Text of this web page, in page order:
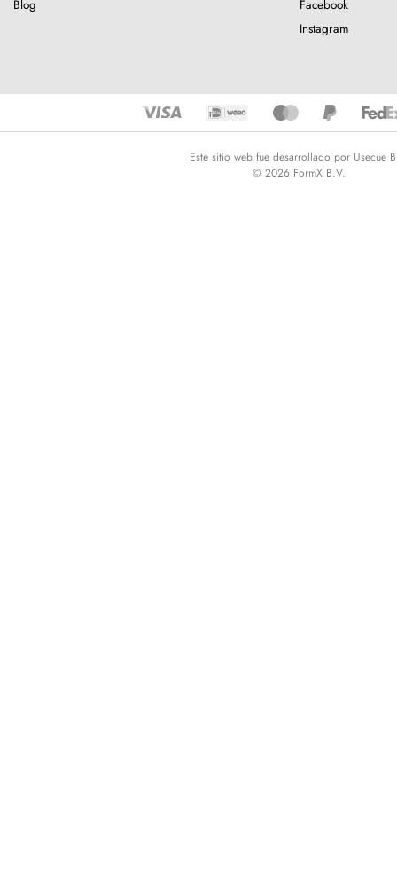
Blog
Facebook
Instagram
Este sitio web fue desarrollado por Usecue
© 2026 FormX B.V.